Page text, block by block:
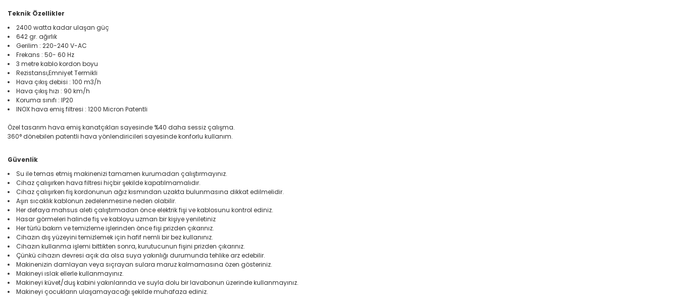
Teknik Özellikler
2400 watta kadar ulaşan güç
642 gr. ağırlık
Gerilim : 220-240 V-AC
Frekans : 50- 60 Hz
3 metre kablo kordon boyu
Rezistansı,Emniyet Termikli
Hava çıkış debisi : 100 m3/h
Hava çıkış hızı : 90 km/h
Koruma sınıfı : IP20
INOX hava emiş filtresi : 1200 Micron Patentli
Özel tasarım hava emiş kanatçıkları sayesinde %40 daha sessiz çalışma.
360° dönebilen patentli hava yönlendiricileri sayesinde konforlu kullanım.
Güvenlik
Su ile temas etmiş makinenizi tamamen kurumadan çalıştırmayınız.
Cihaz çalışırken hava filtresi hiçbir şekilde kapatılmamalıdır.
Cihaz çalışırken fiş kordonunun ağız kısmından uzakta bulunmasına dikkat edilmelidir.
Aşırı sıcaklık kablonun zedelenmesine neden olabilir.
Her defaya mahsus aleti çalıştırmadan önce elektrik fişi ve kablosunu kontrol ediniz.
Hasar görmeleri halinde fiş ve kabloyu uzman bir kişiye yeniletiniz
Her türlü bakım ve temizleme işlerinden önce fişi prizden çıkarınız.
Cihazın dış yüzeyini temizlemek için hafif nemli bir bez kullanınız.
Cihazın kullanma işlemi bittikten sonra, kurutucunun fişini prizden çıkarınız.
Çünkü cihazın devresi açık da olsa suya yakınlığı durumunda tehlike arz edebilir.
Makinenizin damlayan veya sıçrayan sulara maruz kalmamasına özen gösteriniz.
Makineyi ıslak ellerle kullanmayınız.
Makineyi küvet/duş kabini yakınlarında ve suyla dolu bir lavabonun üzerinde kullanmayınız.
Makineyi çocukların ulaşamayacağı şekilde muhafaza ediniz.